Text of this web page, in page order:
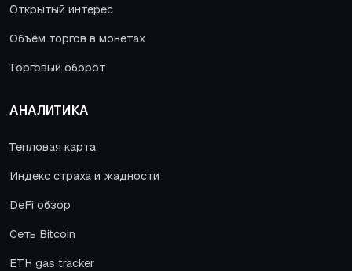
Открытый интерес
Объём торгов в монетах
Торговый оборот
АНАЛИТИКА
Тепловая карта
Индекс страха и жадности
DeFi обзор
Сеть Bitcoin
ETH gas tracker